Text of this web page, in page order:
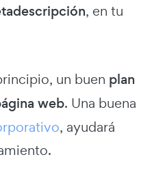
, en tu
un buen plan
web. Una buena
, ayudará